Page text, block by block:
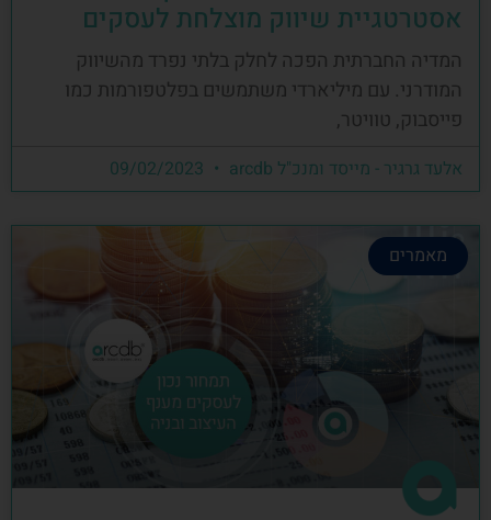
אסטרטגיית שיווק מוצלחת לעסקים
המדיה החברתית הפכה לחלק בלתי נפרד מהשיווק
המודרני. עם מיליארדי משתמשים בפלטפורמות כמו
פייסבוק, טוויטר,
אלעד גרגיר - מייסד ומנכ"ל arcdb
מאמרים